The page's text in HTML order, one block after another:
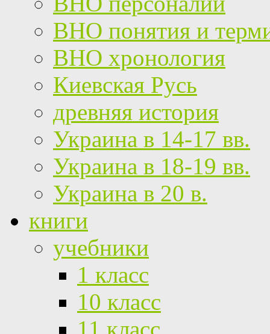
ВНО понятия и
ВНО хронология
Киевская Русь
древняя история
Украина в 14-17 вв.
Украина в 18-19 вв.
Украина в 20 в.
книги
учебники
1 класс
10 класс